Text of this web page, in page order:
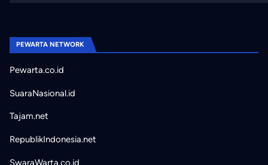
PEWARTA NETWORK
Pewarta.co.id
SuaraNasional.id
Tajam.net
RepublikIndonesia.net
SwaraWarta.co.id